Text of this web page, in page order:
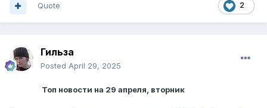
2
Quote
Гильза
Posted April 29, 2025
Топ новости на 29 апреля, вторник